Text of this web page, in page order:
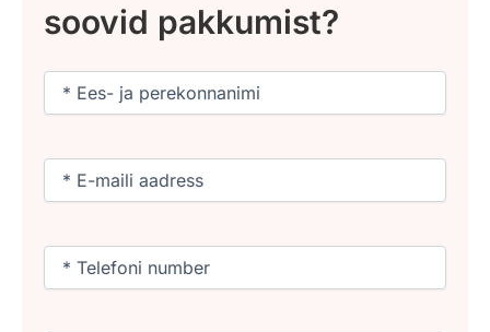
soovid pakkumist?
Nimi
Email
Phone